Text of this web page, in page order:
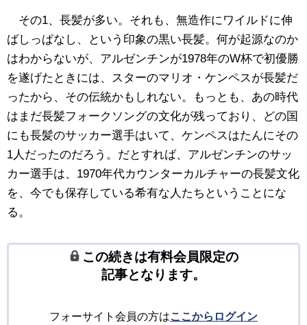
その1、長髪が多い。それも、無造作にワイルドに伸
ばしっぱなし、という印象の黒い長髪。何が起源なのか
はわからないが、アルゼンチンが1978年のW杯で初優勝
を遂げたときには、スターのマリオ・ケンペスが長髪だ
ったから、その伝統かもしれない。もっとも、あの時代
はまだ長髪フォークソングの文化が残っており、どの国
にも長髪のサッカー選手はいて、ケンペスはたんにその
1人だったのだろう。だとすれば、アルゼンチンのサッ
カー選手は、1970年代カウンターカルチャーの長髪文化
を、今でも保存している希有な人たちということにな
る。
この続きは有料会員限定の
記事となります。
フォーサイト会員の方はここからログイン